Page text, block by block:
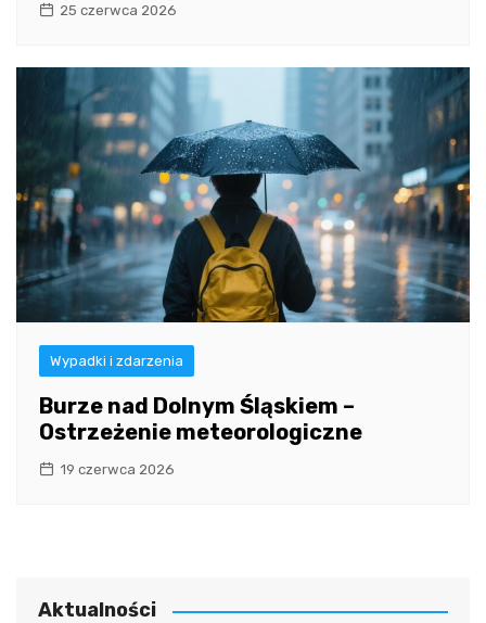
25 czerwca 2026
Wypadki i zdarzenia
Burze nad Dolnym Śląskiem –
Ostrzeżenie meteorologiczne
19 czerwca 2026
Aktualności